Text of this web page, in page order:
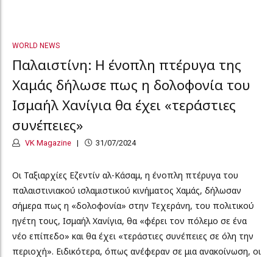
WORLD NEWS
Παλαιστίνη: Η ένοπλη πτέρυγα της
Χαμάς δήλωσε πως η δολοφονία του
Ισμαήλ Χανίγια θα έχει «τεράστιες
συνέπειες»
VK Magazine 31/07/2024
Οι Ταξιαρχίες Εζεντίν αλ-Κάσαμ, η ένοπλη πτέρυγα του
παλαιστινιακού ισλαμιστικού κινήματος Χαμάς, δήλωσαν
σήμερα πως η «δολοφονία» στην Τεχεράνη, του πολιτικού
ηγέτη τους, Ισμαήλ Χανίγια, θα «φέρει τον πόλεμο σε ένα
νέο επίπεδο» και θα έχει «τεράστιες συνέπειες σε όλη την
περιοχή». Ειδικότερα, όπως ανέφεραν σε μια ανακοίνωση, οι